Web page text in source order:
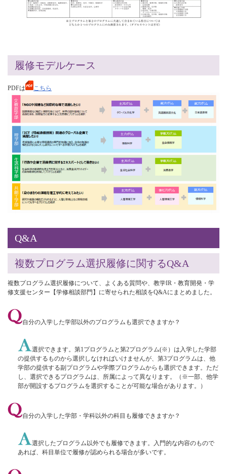
履修モデルケース
PDFは こちら
Q&A
複数プログラム選択履修に関するQ&A
複数プログラム選択履修について、よくある質問や、教学IR・教育開発・学
修支援センター【学修相談部門】に寄せられた相談をQ&Aにまとめました。
自分の入学した学部以外のプログラムも選択できますか？
選択できます。第1プログラムと第2プログラム(※）は入学した学部
の提供するものから選択しなければいけませんが、第3プログラムは、他
学部の提供する副プログラムや学際プログラムからも選択できます。ただ
し、選択できるプログラムは、所属によって異なります。（※一部、他学
部が開設するプログラムを選択することが可能な場合があります。）
自分の入学した学部・学科以外の科目も履修できますか？
選択したプログラム以外でも履修できます。入門的な内容のもので
あれば、科目単位で履修が認められる場合が多いです。